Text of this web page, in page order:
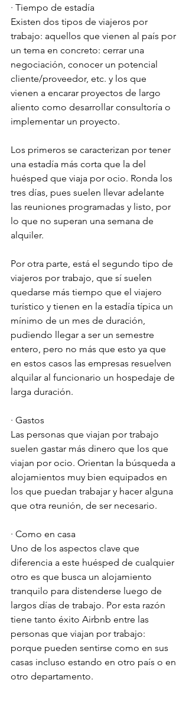
· Tiempo de estadía
Existen dos tipos de viajeros por
trabajo: aquellos que vienen al país por
un tema en concreto: cerrar una
negociación, conocer un potencial
cliente/proveedor, etc. y los que
vienen a encarar proyectos de largo
aliento como desarrollar consultoría o
implementar un proyecto.
Los primeros se caracterizan por tener
una estadía más corta que la del
huésped que viaja por ocio. Ronda los
tres días, pues suelen llevar adelante
las reuniones programadas y listo, por
lo que no superan una semana de
alquiler.
Por otra parte, está el segundo tipo de
viajeros por trabajo, que sí suelen
quedarse más tiempo que el viajero
turístico y tienen en la estadía típica un
mínimo de un mes de duración,
pudiendo llegar a ser un semestre
entero, pero no más que esto ya que
en estos casos las empresas resuelven
alquilar al funcionario un hospedaje de
larga duración.
· Gastos
Las personas que viajan por trabajo
suelen gastar más dinero que los que
viajan por ocio. Orientan la búsqueda a
alojamientos muy bien equipados en
los que puedan trabajar y hacer alguna
que otra reunión, de ser necesario.
· Como en casa
Uno de los aspectos clave que
diferencia a este huésped de cualquier
otro es que busca un alojamiento
tranquilo para distenderse luego de
largos días de trabajo. Por esta razón
tiene tanto éxito Airbnb entre las
personas que viajan por trabajo:
porque pueden sentirse como en sus
casas incluso estando en otro país o en
otro departamento.